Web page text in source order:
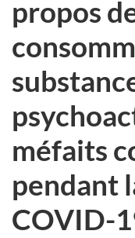
propos
méfaits
pendant
COVID-